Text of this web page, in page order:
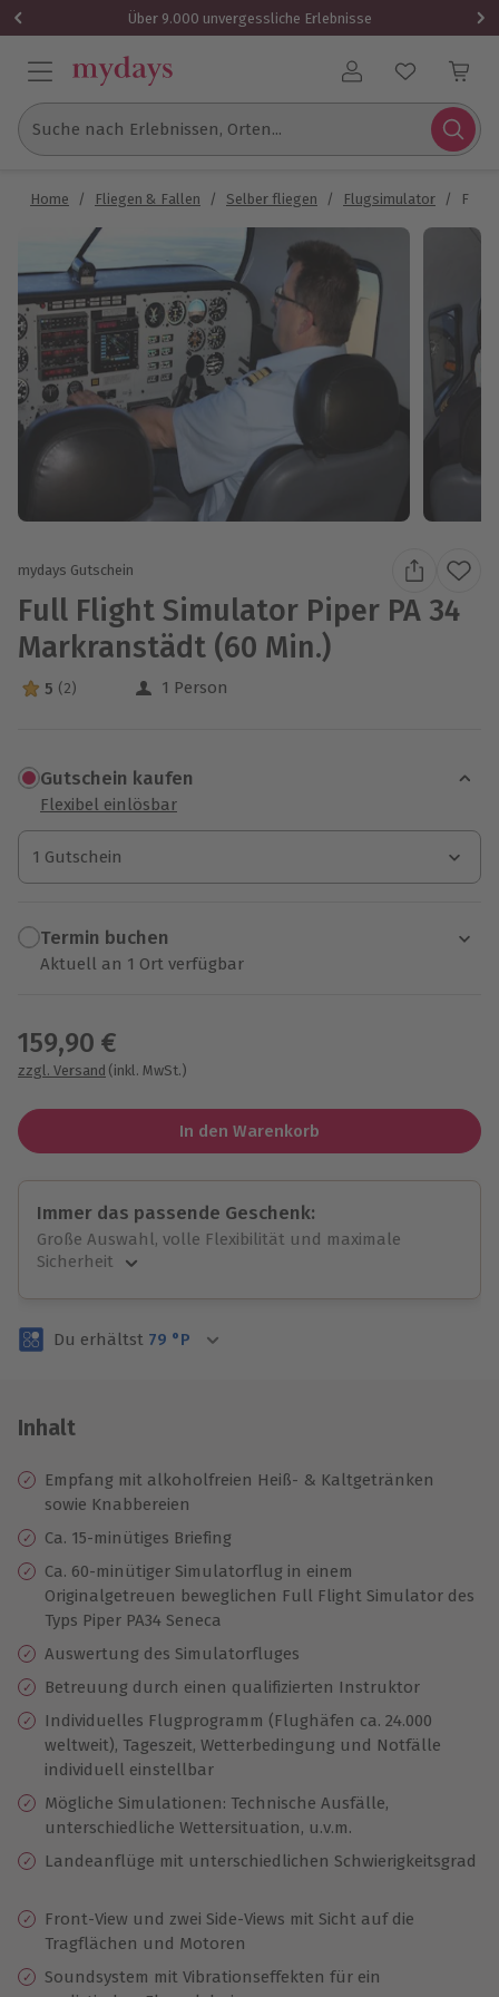
Über 9.000 unvergessliche Erlebnisse
Benutzerkonto
Suche nach Erlebnissen, Orten...
Home / Fliegen & Fallen / Selber fliegen / Flugsimulator / Full
mydays Gutschein
Full Flight Simulator Piper PA 34
Markranstädt (60 Min.)
5 Sterne von 5 aus 2 Bewertungen
5 (2) 1 Person
Gutschein kaufen
Flexibel einlösbar
1 Gutschein
1 Gutschein
1 Gutschein
Termin buchen
Aktuell an 1 Ort verfügbar
159,90 €
zzgl. Versand (inkl. MwSt.)
In den Warenkorb
Immer das passende Geschenk:
Große Auswahl, volle Flexibilität und maximale
Sicherheit
Volle Flexibilität
3 Jahre gültig & verlängerbar.
Du erhältst 79 °P
Inhalt
Empfang mit alkoholfreien Heiß- & Kaltgetränken
sowie Knabbereien
Ca. 15-minütiges Briefing
Ca. 60-minütiger Simulatorflug in einem
Originalgetreuen beweglichen Full Flight Simulator des
Typs Piper PA34 Seneca
Auswertung des Simulatorfluges
Betreuung durch einen qualifizierten Instruktor
Individuelles Flugprogramm (Flughäfen ca. 24.000
weltweit), Tageszeit, Wetterbedingung und Notfälle
individuell einstellbar
Mögliche Simulationen: Technische Ausfälle,
unterschiedliche Wettersituation, u.v.m.
Landeanflüge mit unterschiedlichen Schwierigkeitsgrad
Front-View und zwei Side-Views mit Sicht auf die
Tragflächen und Motoren
Soundsystem mit Vibrationseffekten für ein